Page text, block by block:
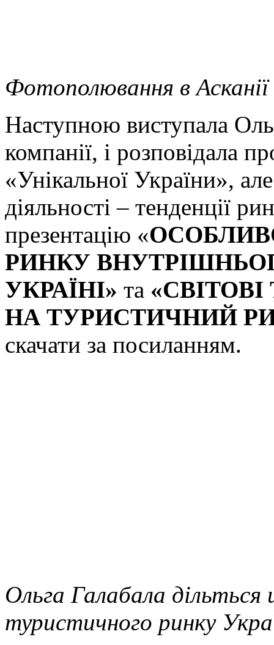
Фотополювання в
Наступною виступала
компанії, і розповідала
«Унікальної України»,
діяльності – тенденції
презентацію «
РИНКУ
УКРАЇНІ» та
НА ТУРИСТИЧНИЙ
скачати за посиланням.
Ольга Галабала
туристичного ринку